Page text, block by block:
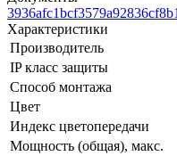
Характеристики
Производитель
IP класс защиты
Способ монтажа
Цвет
Индекс цветопередачи
Мощность (общая), макс.